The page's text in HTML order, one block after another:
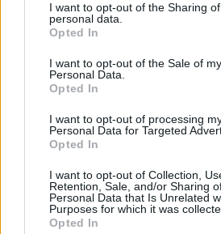
I want to opt-out of the Sharing
personal data.
Opted In
I want to opt-out of the Sale of my
Personal Data.
Opted In
I want to opt-out of processing
Personal Data for Targeted
Opted In
I want to opt-out of Collection,
Retention, Sale, and/or Sharing
Personal Data that Is Unrelated
Purposes for which it was
Opted In
Πριν 10 ημέρες
30 Ιουλίου - Διεθνής Ημέρα
των ανθρώπινων σχέσεων στην